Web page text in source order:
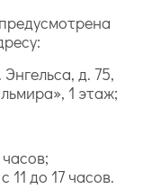
д. 75,
1 этаж;
11 до 17 часов.